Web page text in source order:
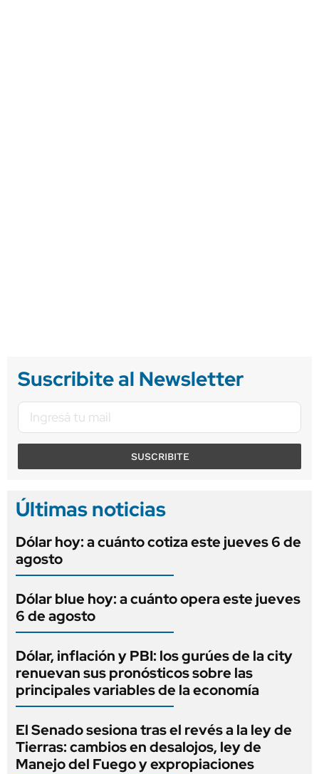
Suscribite al Newsletter
SUSCRIBITE
Últimas noticias
Dólar hoy: a cuánto cotiza este jueves 6 de
agosto
Dólar blue hoy: a cuánto opera este jueves
6 de agosto
Dólar, inflación y PBI: los gurúes de la city
renuevan sus pronósticos sobre las
principales variables de la economía
El Senado sesiona tras el revés a la ley de
Tierras: cambios en desalojos, ley de
Manejo del Fuego y expropiaciones